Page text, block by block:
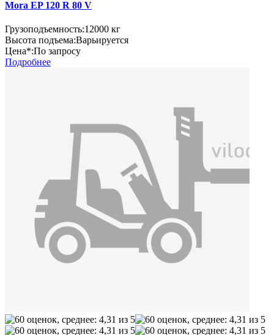
Mora EP 120 R 80 V
Грузоподъемность:12000 кг
Высота подъема:Варьируется
Цена*:По запросу
Подробнее